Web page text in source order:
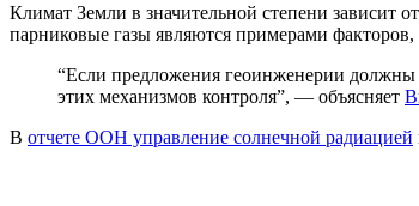
Климат Земли в значительной степени зависит
парниковые газы являются примерами
“Если предложения геоинженерии должны
этих механизмов контроля”, — объясняет
В отчете ООН управление солнечной радиацией